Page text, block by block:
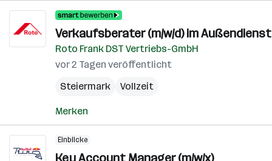
Verkaufsberater (m/w/d) im Außendienst
Roto Frank DST Vertriebs-GmbH
vor 2 Tagen veröffentlicht
Steiermark
Vollzeit
Merken
Einblicke
Key Account Manager (m/w/x)